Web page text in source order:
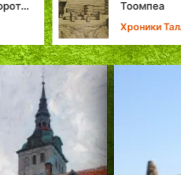
Тоомпеа
Хроники